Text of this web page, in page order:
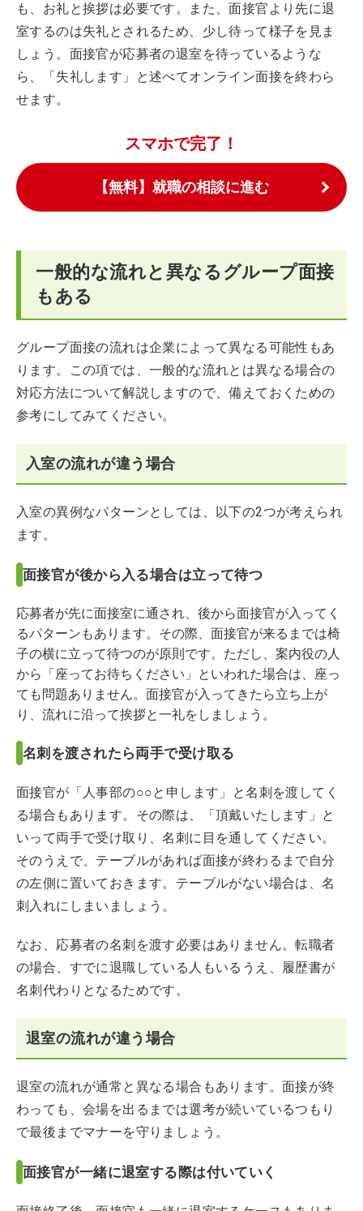
も、お礼と挨拶は必要です。また、面接官より先に退
室するのは失礼とされるため、少し待って様子を見ま
しょう。面接官が応募者の退室を待っているような
ら、「失礼します」と述べてオンライン面接を終わら
せます。
スマホで完了！
【無料】就職の相談に進む
一般的な流れと異なるグループ面接
もある
グループ面接の流れは企業によって異なる可能性もあ
ります。この項では、一般的な流れとは異なる場合の
対応方法について解説しますので、備えておくための
参考にしてみてください。
入室の流れが違う場合
入室の異例なパターンとしては、以下の2つが考えられ
ます。
面接官が後から入る場合は立って待つ
応募者が先に面接室に通され、後から面接官が入ってく
るパターンもあります。その際、面接官が来るまでは椅
子の横に立って待つのが原則です。ただし、案内役の人
から「座ってお待ちください」といわれた場合は、座っ
ても問題ありません。面接官が入ってきたら立ち上が
り、流れに沿って挨拶と一礼をしましょう。
名刺を渡されたら両手で受け取る
面接官が「人事部の○○と申します」と名刺を渡してく
る場合もあります。その際は、「頂戴いたします」と
いって両手で受け取り、名刺に目を通してください。
そのうえで、テーブルがあれば面接が終わるまで自分
の左側に置いておきます。テーブルがない場合は、名
刺入れにしまいましょう。
なお、応募者の名刺を渡す必要はありません。転職者
の場合、すでに退職している人もいるうえ、履歴書が
名刺代わりとなるためです。
退室の流れが違う場合
退室の流れが通常と異なる場合もあります。面接が終
わっても、会場を出るまでは選考が続いているつもり
で最後までマナーを守りましょう。
面接官が一緒に退室する際は付いていく